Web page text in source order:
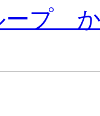
ープ